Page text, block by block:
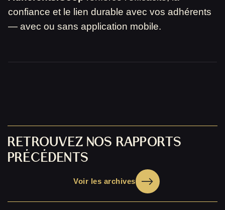
confiance et le lien durable avec vos adhérents
— avec ou sans application mobile.
RETROUVEZ NOS RAPPORTS
PRÉCÉDENTS
Voir les archives